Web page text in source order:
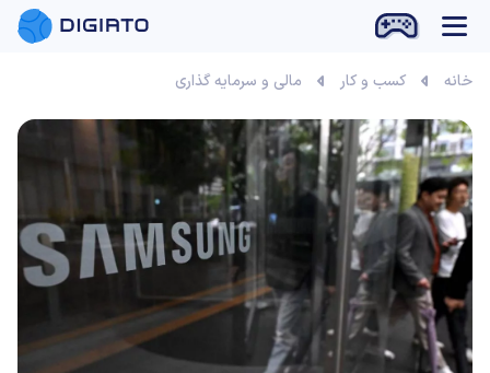
بازی آنلاین
خانه کسب و کار مالی و سرمایه گذاری